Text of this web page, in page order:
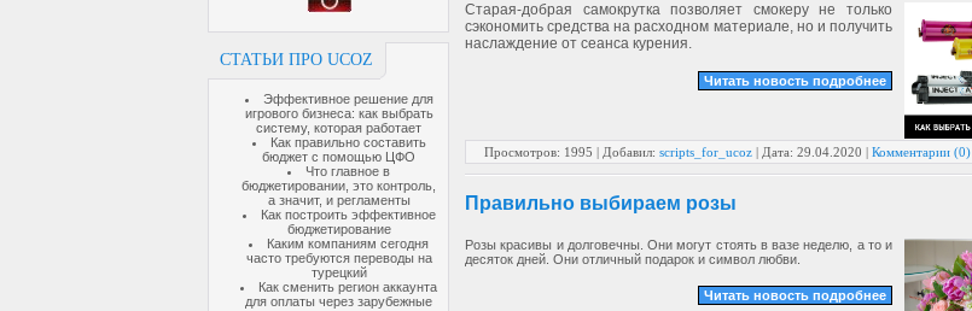
СТАТЬИ ПРО UCOZ
Эффективное решение для
игрового бизнеса: как выбрать
систему, которая работает
Как правильно составить
бюджет с помощью ЦФО
Что главное в
бюджетировании, это контроль,
а значит, и регламенты
Как построить эффективное
бюджетирование
Каким компаниям сегодня
часто требуются переводы на
турецкий
Как сменить регион аккаунта
для оплаты через зарубежные
Старая-добрая самокрутка позволяет смокеру не только
сэкономить средства на расходном материале, но и получить
наслаждение от сеанса курения.
Читать новость подробнее
Просмотров: 1995 | Добавил: scripts_for_ucoz | Дата: 29.04.2020 | Комментарии (0)
Правильно выбираем розы
Розы красивы и долговечны. Они могут стоять в вазе неделю, а то и
десяток дней. Они отличный подарок и символ любви.
Читать новость подробнее